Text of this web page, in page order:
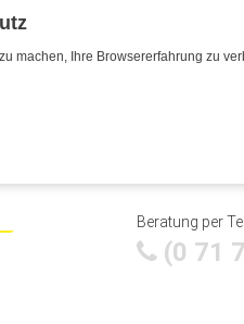
machen, Ihre Browsererfahrung zu
Beratung per
(0 71